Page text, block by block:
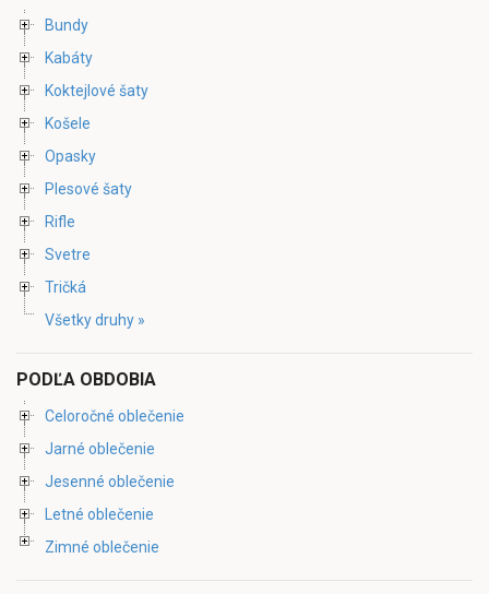
Bundy
Kabáty
Koktejlové šaty
Košele
Opasky
Plesové šaty
Rifle
Svetre
Tričká
Všetky druhy »
PODĽA OBDOBIA
Celoročné oblečenie
Jarné oblečenie
Jesenné oblečenie
Letné oblečenie
Zimné oblečenie